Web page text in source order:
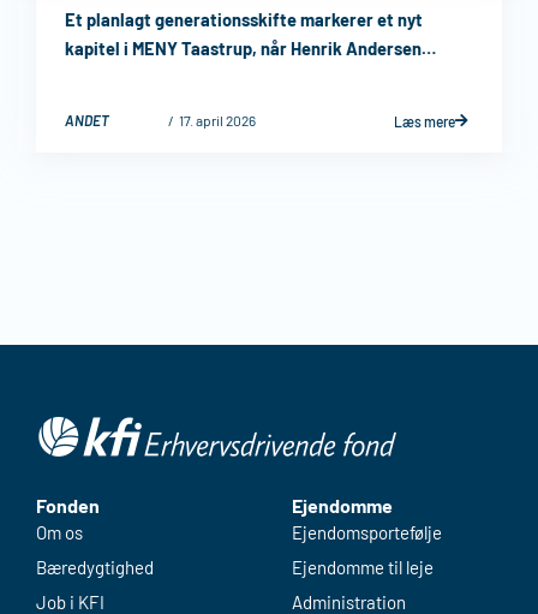
ANDET 17. april 2026
Et planlagt generationsskifte markerer et nyt
kapitel i MENY Taastrup, når Henrik Andersen
Læs mere
Fonden
Om os
Bæredygtighed
Job i KFI
Ejendomme
Ejendomsportefølje
Ejendomme til leje
Administration